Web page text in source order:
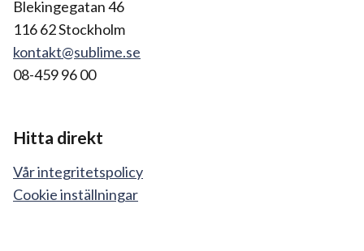
Blekingegatan 46
116 62 Stockholm
kontakt@sublime.se
08-459 96 00
Hitta direkt
Vår integritetspolicy
Cookie inställningar